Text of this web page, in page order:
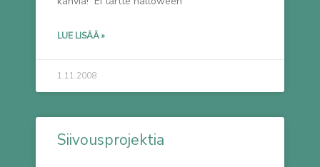
LUE LISÄÄ »
1.11.2008
Siivousprojektia